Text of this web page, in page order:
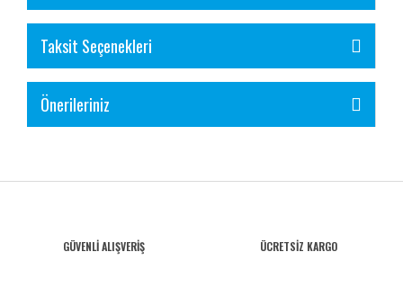
Taksit Seçenekleri
Önerileriniz
GÜVENLİ ALIŞVERİŞ ÜCRETSİZ KARGO